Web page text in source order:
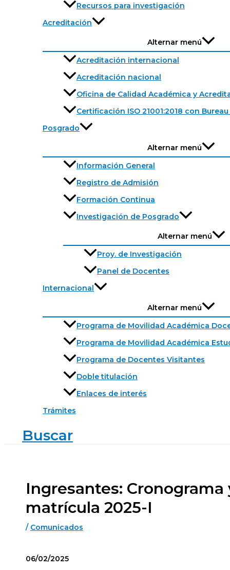
Recursos para investigación
Acreditación
Alternar menú
Acreditación internacional
Acreditación nacional
Oficina de Calidad Académica y
Certificación ISO 21001:2018 con
Posgrado
Alternar menú
Información General
Registro de Admisión
Formación Continua
Investigación de Posgrado
Alternar menú
Proy. de Investigación
Panel de Docentes
Internacional
Alternar menú
Programa de Movilidad Académica
Programa de Movilidad Académica
Programa de Docentes Visitantes
Doble titulación
Enlaces de interés
Trámites
Buscar
Ingresantes:
matrícula 2025-I
/ Comunicados
06/02/2025